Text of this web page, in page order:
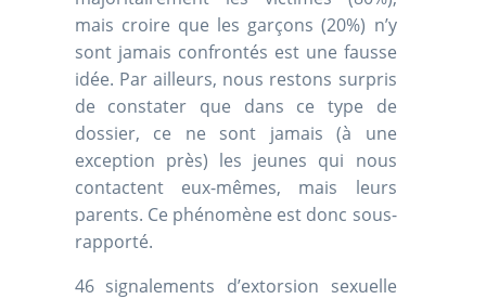
mais croire que les garçons (20%) n’y
sont jamais confrontés est une fausse
idée. Par ailleurs, nous restons surpris
de constater que dans ce type de
dossier, ce ne sont jamais (à une
exception près) les jeunes qui nous
contactent eux-mêmes, mais leurs
parents. Ce phénomène est donc sous-
rapporté.
46 signalements d’extorsion sexuelle